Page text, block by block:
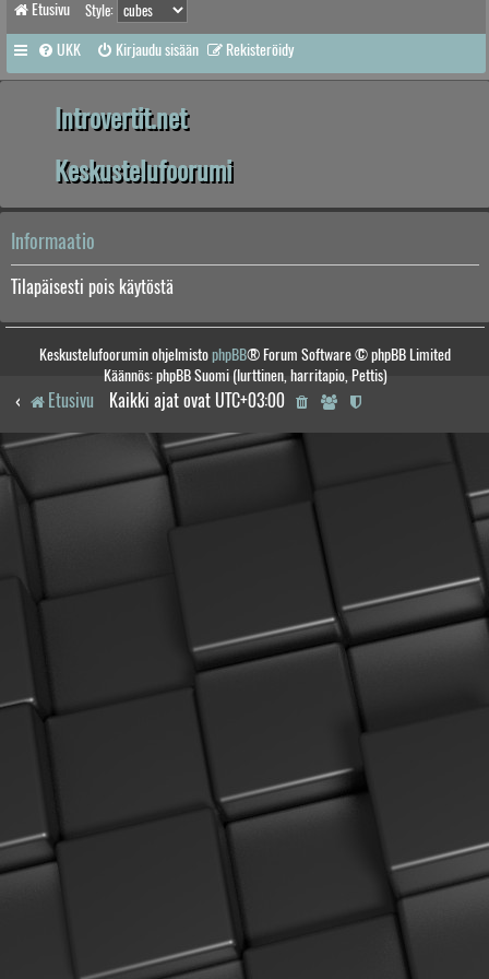
Etusivu Style:
UKK Kirjaudu sisään Rekisteröidy
Introvertit.net
Keskustelufoorumi
Informaatio
Tilapäisesti pois käytöstä
Keskustelufoorumin ohjelmistophpBB® Forum Software © phpBB Limited
Käännös: phpBB Suomi (lurttinen, harritapio, Pettis)
Etusivu Kaikki ajat ovat UTC+03:00